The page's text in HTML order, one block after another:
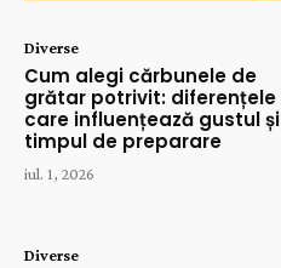
Diverse
Cum alegi cărbunele de
grătar potrivit: diferențele
care influențează gustul și
timpul de preparare
iul. 1, 2026
Diverse